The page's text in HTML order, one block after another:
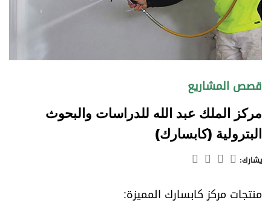
قصص المشاريع
مركز الملك عبد الله للدراسات والبحوث
البترولية (كابسارك)
يشارك:
منتجات مركز كابسارك المميزة: